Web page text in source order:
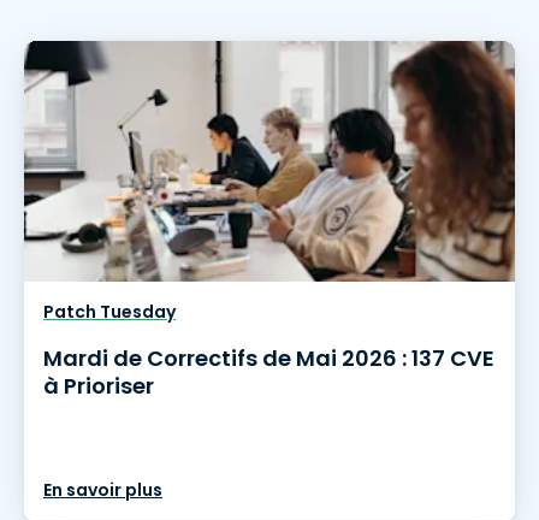
Patch Tuesday
Mardi de Correctifs de Mai 2026 : 137 CVE
à Prioriser
En savoir plus